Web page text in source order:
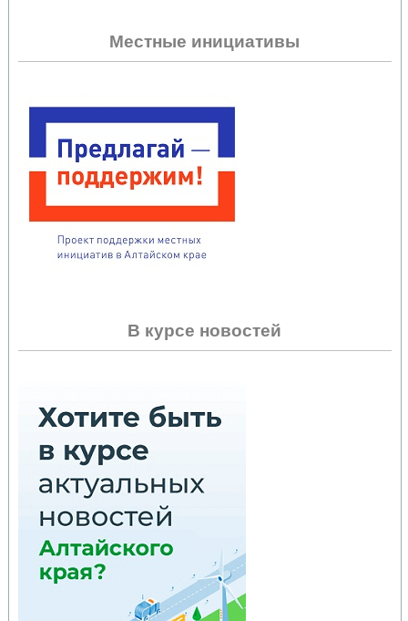
Местные инициативы
В курсе новостей